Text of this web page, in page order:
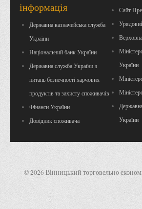
інформація
Державна казначейська служба
України
Національний банк України
Державна служба України з
питань безпечності харчових
продуктів та захисту споживачів
Фінанси України
Довідник споживача
Сайт
України
України
© 2026 Вінницький торговельно